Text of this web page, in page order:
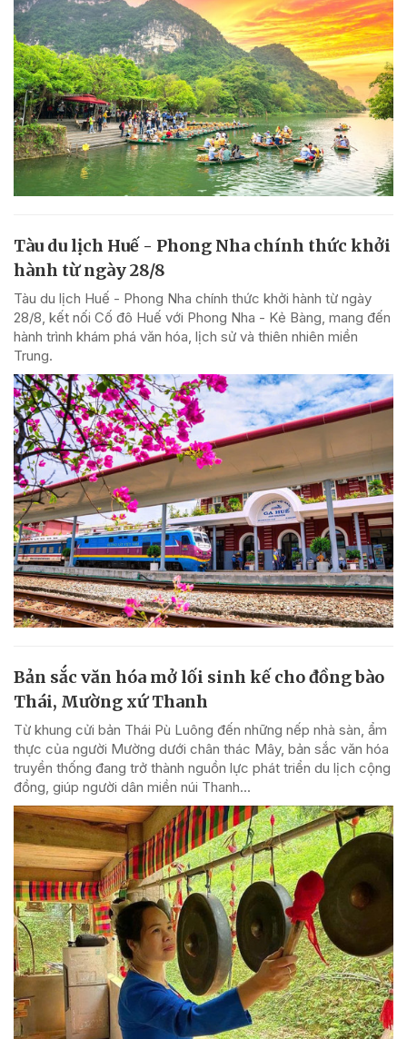
Tàu du lịch Huế - Phong Nha chính thức khởi
hành từ ngày 28/8
Tàu du lịch Huế - Phong Nha chính thức khởi hành từ ngày
28/8, kết nối Cố đô Huế với Phong Nha - Kẻ Bàng, mang đến
hành trình khám phá văn hóa, lịch sử và thiên nhiên miền
Trung.
Bản sắc văn hóa mở lối sinh kế cho đồng bào
Thái, Mường xứ Thanh
Từ khung cửi bản Thái Pù Luông đến những nếp nhà sàn, ẩm
thực của người Mường dưới chân thác Mây, bản sắc văn hóa
truyền thống đang trở thành nguồn lực phát triển du lịch cộng
đồng, giúp người dân miền núi Thanh...